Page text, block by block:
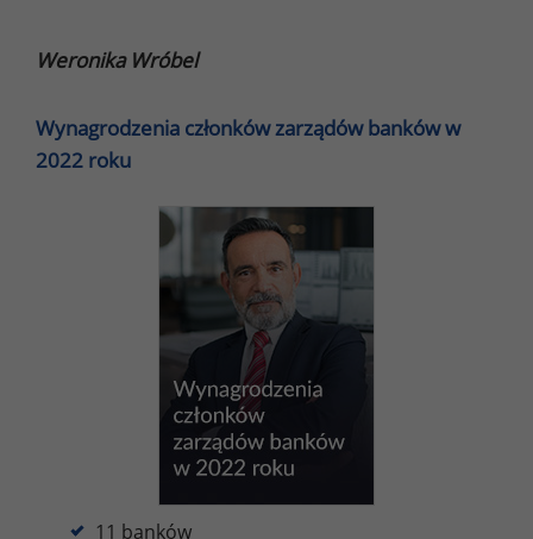
Weronika Wróbel
Wynagrodzenia członków zarządów banków w
2022 roku
11 banków